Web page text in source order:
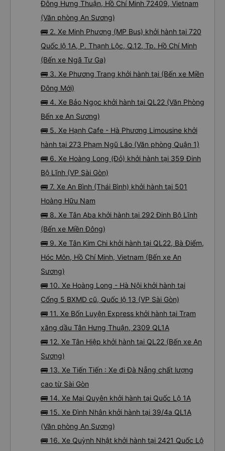
Đông Hưng Thuận, Hồ Chí Minh 72409, Vietnam
(Văn phòng An Sương)
🚌 2. Xe Minh Phương (MP Bus) khởi hành tại 720
Quốc lộ 1A, P. Thạnh Lộc, Q.12, Tp. Hồ Chí Minh
(Bến xe Ngã Tư Ga)
🚌 3. Xe Phương Trang khởi hành tại (Bến xe Miền
Đông Mới)
🚌 4. Xe Bảo Ngọc khởi hành tại QL22 (Văn Phòng
Bến xe An Sương)
🚌 5. Xe Hạnh Cafe - Hà Phương Limousine khởi
hành tại 273 Phạm Ngũ Lão (Văn phòng Quận 1)
🚌 6. Xe Hoàng Long (Đỏ) khởi hành tại 359 Đinh
Bộ Lĩnh (VP Sài Gòn)
🚌 7. Xe An Bình (Thái Bình) khởi hành tại 501
Hoàng Hữu Nam
🚌 8. Xe Tân Aba khởi hành tại 292 Đinh Bộ Lĩnh
(Bến xe Miền Đông)
🚌 9. Xe Tân Kim Chi khởi hành tại QL22, Bà Điểm,
Hóc Môn, Hồ Chí Minh, Vietnam (Bến xe An
Sương)
🚌 10. Xe Hoàng Long - Hà Nội khởi hành tại
Cổng 5 BXMD cũ, Quốc lộ 13 (VP Sài Gòn)
🚌 11. Xe Bốn Luyện Express khởi hành tại Trạm
xăng dầu Tân Hưng Thuận, 2309 QL1A
🚌 12. Xe Tân Hiệp khởi hành tại QL22 (Bến xe An
Sương)
🚌 13. Xe Tiến Tiến : Xe đi Đà Nẵng chất lượng
cao từ Sài Gòn
🚌 14. Xe Mai Quyên khởi hành tại Quốc Lộ 1A
🚌 15. Xe Đình Nhân khởi hành tại 39/4a QL1A
(Văn phòng An Sương)
🚌 16. Xe Quỳnh Nhật khởi hành tại 2421 Quốc Lộ